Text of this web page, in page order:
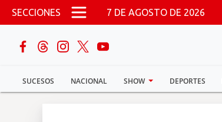
Pasar al contenido principal
SECCIONES 7 DE AGOSTO DE 2026
SUCESOS NACIONAL SHOW DEPORTES
buscar
Sucesos